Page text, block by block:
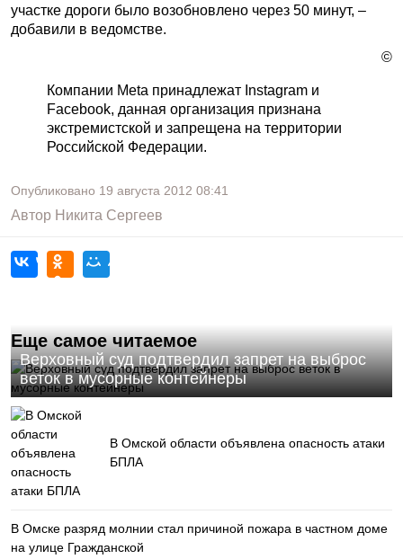
участке дороги было возобновлено через 50 минут, –
добавили в ведомстве.
©
Компании Meta принадлежат Instagram и
Facebook, данная организация признана
экстремистской и запрещена на территории
Российской Федерации.
Опубликовано 19 августа 2012 08:41
Автор Никита Сергеев
Еще самое читаемое
Верховный суд подтвердил запрет на выброс
веток в мусорные контейнеры
В Омской области объявлена опасность атаки
БПЛА
В Омске разряд молнии стал причиной пожара в частном доме
на улице Гражданской